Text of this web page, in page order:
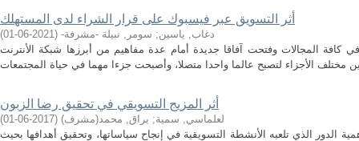
أثر التسویق عبر فیسبوك على قرار الشراء لدى المستهلك
دغاب, ياسين; سومر, نبيلة -مشرفة- (
2021-06-01
)
كافة المجالات وفتحت آفاقا جديدة أمام عدة مفاهيم من أبرزها شبكة الأنترنت
أثر المزيج التسويقي في تحقيق رضا الزبون
لعلماسي, سمية; براق, محمد(مشرف) (
2017-06-01
)
الدور الذي تلعبه الأنشطة التسويقية في إنجاح سياساتها، وتحقيق أهدافها بحيث